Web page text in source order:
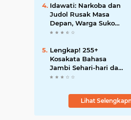
Hadapi Karhutla dan
Kebakaran
Permukiman
Idawati: Narkoba dan
Judol Rusak Masa
Depan, Warga Suko
Awin Jaya Diminta
Lengkap! 255+
Kosakata Bahasa
Jambi Sehari-hari dan
Artinya
Lihat